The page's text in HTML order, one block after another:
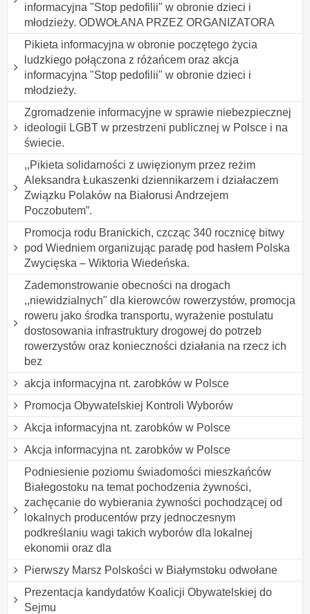
informacyjna "Stop pedofilii" w obronie dzieci i
młodzieży. ODWOŁANA PRZEZ ORGANIZATORA
Pikieta informacyjna w obronie poczętego życia
ludzkiego połączona z różańcem oraz akcja
informacyjna "Stop pedofilii" w obronie dzieci i
młodzieży.
Zgromadzenie informacyjne w sprawie niebezpiecznej
ideologii LGBT w przestrzeni publicznej w Polsce i na
świecie.
,,Pikieta solidarności z uwięzionym przez reżim
Aleksandra Łukaszenki dziennikarzem i działaczem
Związku Polaków na Białorusi Andrzejem
Poczobutem”.
Promocja rodu Branickich, czcząc 340 rocznicę bitwy
pod Wiedniem organizując paradę pod hasłem Polska
Zwycięska – Wiktoria Wiedeńska.
Zademonstrowanie obecności na drogach
,,niewidzialnych" dla kierowców rowerzystów, promocja
roweru jako środka transportu, wyrażenie postulatu
dostosowania infrastruktury drogowej do potrzeb
rowerzystów oraz konieczności działania na rzecz ich
bez
akcja informacyjna nt. zarobków w Polsce
Promocja Obywatelskiej Kontroli Wyborów
Akcja informacyjna nt. zarobków w Polsce
Akcja informacyjna nt. zarobków w Polsce
Podniesienie poziomu świadomości mieszkańców
Białegostoku na temat pochodzenia żywności,
zachęcanie do wybierania żywności pochodzącej od
lokalnych producentów przy jednoczesnym
podkreślaniu wagi takich wyborów dla lokalnej
ekonomii oraz dla
Pierwszy Marsz Polskości w Białymstoku odwołane
Prezentacja kandydatów Koalicji Obywatelskiej do
Sejmu